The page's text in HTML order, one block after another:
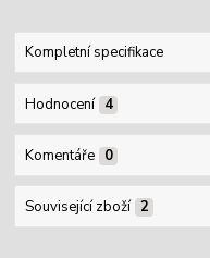
Kompletní specifikace
Hodnocení 4
Komentáře 0
Související zboží 2